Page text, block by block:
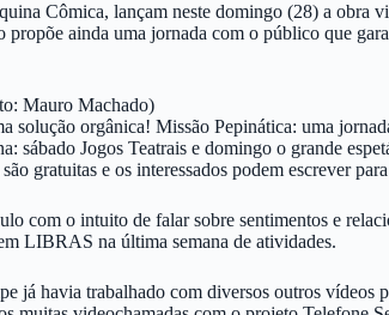
Cômica, lançam neste domingo (28) a obra
ainda uma jornada com o público que
Mauro Machado)
solução orgânica! Missão Pepinática: uma
Jogos Teatrais e domingo o grande
gratuitas e os interessados podem escrever
com o intuito de falar sobre sentimentos e
LIBRAS na última semana de atividades.
já havia trabalhado com diversos outros